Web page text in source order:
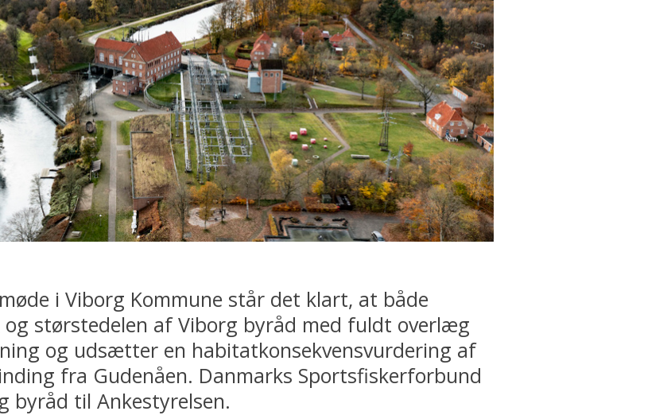
i Viborg Kommune står det klart, at både
størstedelen af Viborg byråd med fuldt overlæg
og udsætter en habitatkonsekvensvurdering af
fra Gudenåen. Danmarks Sportsfiskerforbund
byråd til Ankestyrelsen.